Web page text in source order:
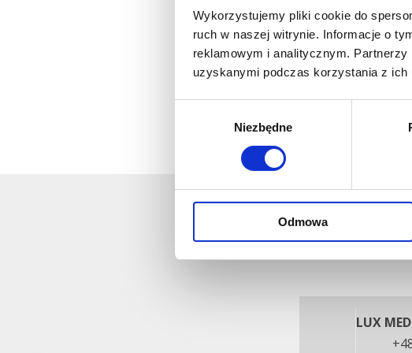
Wykorzystujemy pliki cookie do
ruch w naszej witrynie. Informacje o
reklamowym i analitycznym.
uzyskanymi podczas korzystania z ich
Niezbędne
Odmowa
naukowych.
komitecie
Prof. Wojciech
Prof. Zygmunt
Curie w
Carolina
LUX